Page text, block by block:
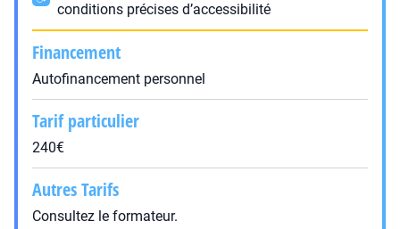
conditions précises d’accessibilité
Financement
Autofinancement personnel
Tarif particulier
240€
Autres Tarifs
Consultez le formateur.